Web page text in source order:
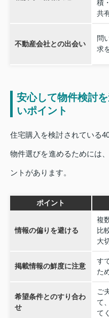
積
共
不動産会社との出会い
問
求
安心して物件検討
いポイント
住宅購入を検討されている
物件選びを進めるためには
ントがあります。
ポイント
情報の偏りを避ける
複
比
大
掲載情報の鮮度に注意
す
た
希望条件とのすり合わ
せ
ご
て
て